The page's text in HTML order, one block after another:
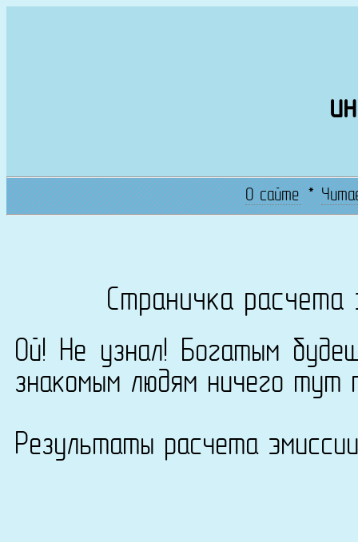
О сайте*
Страничка
Ой! Не узнал! Богатым
знакомым людям ничего тут
Результаты расчета